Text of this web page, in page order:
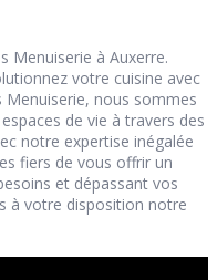
Menuiserie à Auxerre.
votre cuisine avec
Menuiserie, nous sommes
de vie à travers des
notre expertise inégalée
fiers de vous offrir un
et dépassant vos
à votre disposition notre